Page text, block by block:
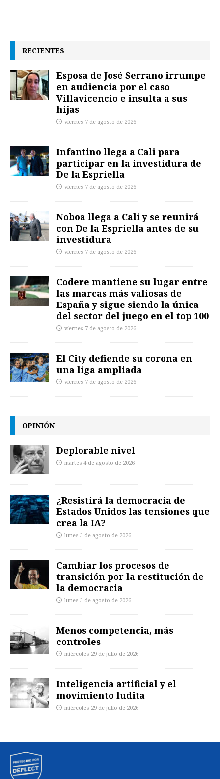
RECIENTES
Esposa de José Serrano irrumpe
en audiencia por el caso
Villavicencio e insulta a sus
hijas
viernes 7 de agosto de 2026
Infantino llega a Cali para
participar en la investidura de
De la Espriella
viernes 7 de agosto de 2026
Noboa llega a Cali y se reunirá
con De la Espriella antes de su
investidura
viernes 7 de agosto de 2026
Codere mantiene su lugar entre
las marcas más valiosas de
España y sigue siendo la única
del sector del juego en el top 100
viernes 7 de agosto de 2026
El City defiende su corona en
una liga ampliada
viernes 7 de agosto de 2026
OPINIÓN
Deplorable nivel
martes 4 de agosto de 2026
¿Resistirá la democracia de
Estados Unidos las tensiones que
crea la IA?
lunes 3 de agosto de 2026
Cambiar los procesos de
transición por la restitución de
la democracia
lunes 3 de agosto de 2026
Menos competencia, más
controles
miércoles 29 de julio de 2026
Inteligencia artificial y el
movimiento ludita
miércoles 29 de julio de 2026